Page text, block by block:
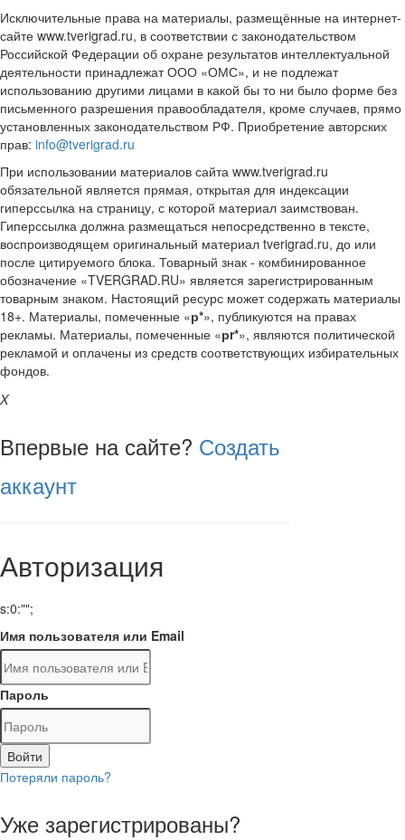
Исключительные права на материалы, размещённые на интернет-
сайте www.tverigrad.ru, в соответствии с законодательством
Российской Федерации об охране результатов интеллектуальной
деятельности принадлежат ООО «ОМС», и не подлежат
использованию другими лицами в какой бы то ни было форме без
письменного разрешения правообладателя, кроме случаев, прямо
установленных законодательством РФ. Приобретение авторских
прав: info@tverigrad.ru
При использовании материалов сайта www.tverigrad.ru
обязательной является прямая, открытая для индексации
гиперссылка на страницу, с которой материал заимствован.
Гиперссылка должна размещаться непосредственно в тексте,
воспроизводящем оригинальный материал tverigrad.ru, до или
после цитируемого блока. Товарный знак - комбинированное
обозначение «TVERGRAD.RU» является зарегистрированным
товарным знаком. Настоящий ресурс может содержать материалы
18+. Материалы, помеченные «р*», публикуются на правах
рекламы. Материалы, помеченные «рr*», являются политической
рекламой и оплачены из средств соответствующих избирательных
фондов.
X
Впервые на сайте? Создать
аккаунт
Авторизация
s:0:"";
Имя пользователя или Email
Пароль
Войти
Потеряли пароль?
Уже зарегистрированы?